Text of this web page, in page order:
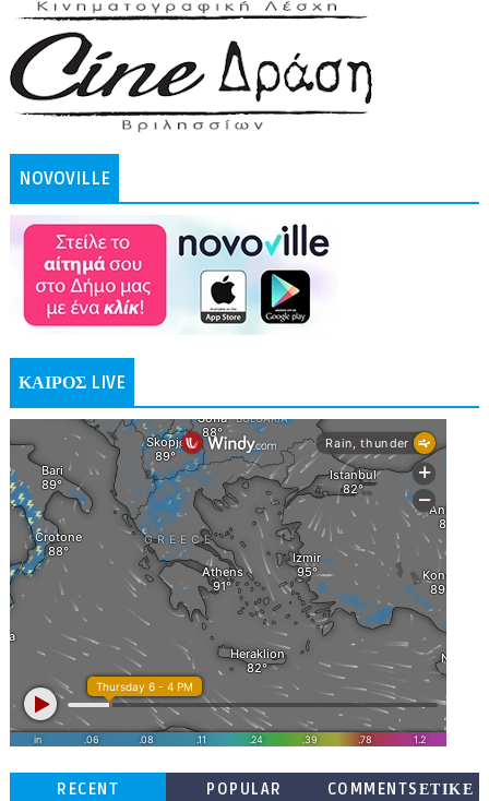
NOVOVILLE
ΚΑΙΡΟΣ LIVE
RECENT POPULAR
COMMENTSΕΤΙΚΕ